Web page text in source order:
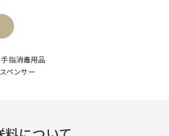
手指消毒用品
ペンサー